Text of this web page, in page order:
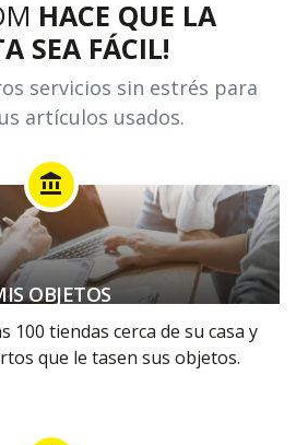
HACE QUE LA
SEA FÁCIL!
servicios sin estrés para
artículos usados.
account_balance
OBJETOS
100 tiendas cerca de su casa y
que le tasen sus objetos.